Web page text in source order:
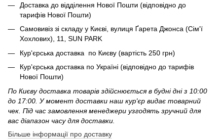
Доставка до відділення Нової Пошти (відповідно до
тарифів Нової Пошти)
Самовивіз зі складу у Києві, вулиця Ґарета Джонса (Сім'ї
Хохлових), 11, SUN PARK
Кур'єрська доставка по Києву (вартість 250 грн)
Кур'єрська доставка по Україні (відповідно до тарифів
Нової Пошти)
По Києву доставка товарів здійснюється в будні дні з 10:00
до 17:00. У момент доставки наш кур'єр видає товарний
чек. Під час замовлення менеджери узгодять зручний для
вас діапазон часу для доставки.
Більше інформації про доставку